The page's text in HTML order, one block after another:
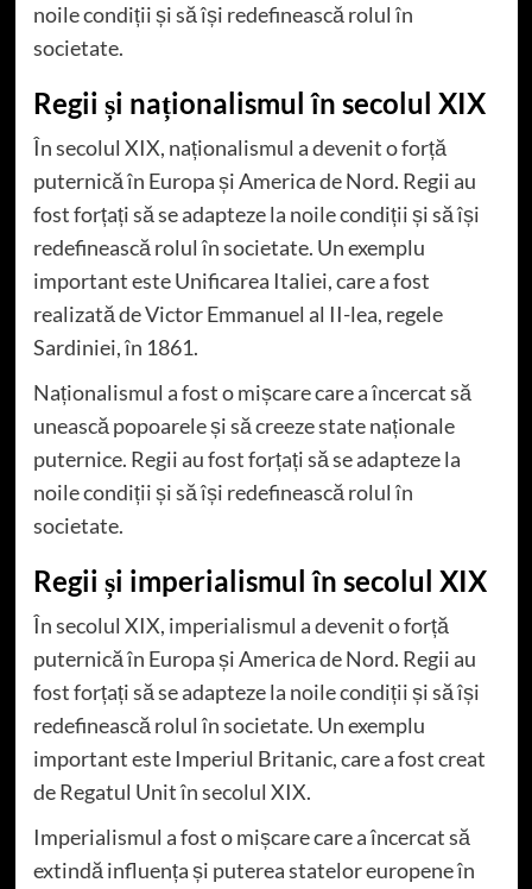
noile condiții și să își redefinească rolul în
societate.
Regii și naționalismul în secolul XIX
În secolul XIX, naționalismul a devenit o forță
puternică în Europa și America de Nord. Regii au
fost forțați să se adapteze la noile condiții și să își
redefinească rolul în societate. Un exemplu
important este Unificarea Italiei, care a fost
realizată de Victor Emmanuel al II-lea, regele
Sardiniei, în 1861.
Naționalismul a fost o mișcare care a încercat să
unească popoarele și să creeze state naționale
puternice. Regii au fost forțați să se adapteze la
noile condiții și să își redefinească rolul în
societate.
Regii și imperialismul în secolul XIX
În secolul XIX, imperialismul a devenit o forță
puternică în Europa și America de Nord. Regii au
fost forțați să se adapteze la noile condiții și să își
redefinească rolul în societate. Un exemplu
important este Imperiul Britanic, care a fost creat
de Regatul Unit în secolul XIX.
Imperialismul a fost o mișcare care a încercat să
extindă influența și puterea statelor europene în